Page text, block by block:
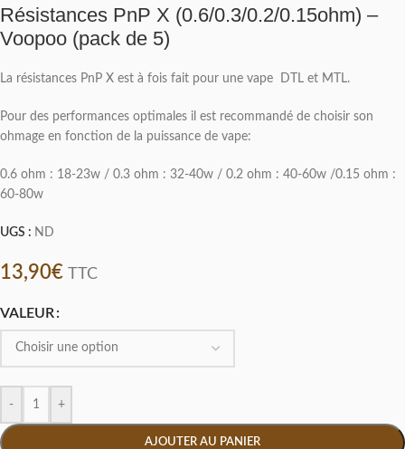
Résistances PnP X (0.6/0.3/0.2/0.15ohm) –
Voopoo (pack de 5)
La résistances PnP X est à fois fait pour une vape DTL et MTL.
Pour des performances optimales il est recommandé de choisir son
ohmage en fonction de la puissance de vape:
0.6 ohm : 18-23w / 0.3 ohm : 32-40w / 0.2 ohm : 40-60w /0.15 ohm :
60-80w
UGS : ND
13,90€ TTC
VALEUR
- +
AJOUTER AU PANIER